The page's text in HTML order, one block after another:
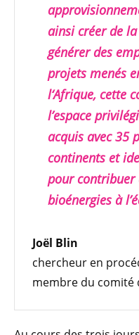
ainsi créer de
générer des
projets menés
l‘Afrique, cette
l’espace
acquis avec 35
continents et
pour contribuer
bioénergies à
Joël Blin
chercheur en
membre du comité